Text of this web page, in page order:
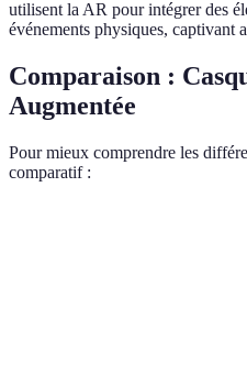
utilisent la AR pour intégrer des
événements physiques, captivant
Comparaison :
Augmentée
Pour mieux comprendre les
comparatif :